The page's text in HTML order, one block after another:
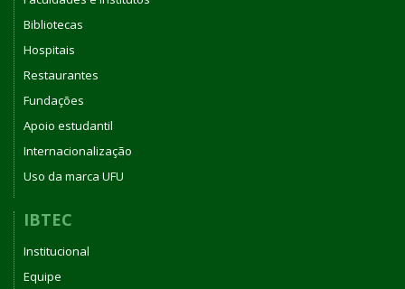
Bibliotecas
Hospitais
Restaurantes
Fundações
Apoio estudantil
Internacionalização
Uso da marca UFU
IBTEC
Institucional
Equipe